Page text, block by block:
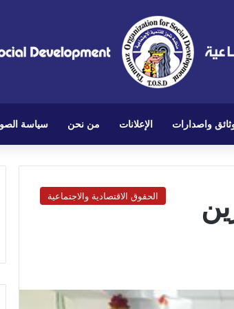
واصدارات الإعلانات من نحن سياسة
الحقوق الاقتصادية والاجتماعية